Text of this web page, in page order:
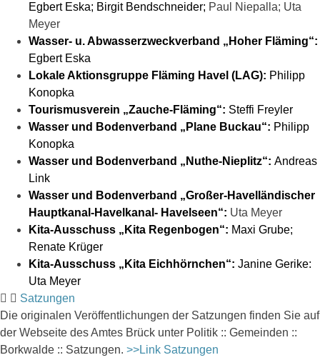
Egbert Eska; Birgit Bendschneider; Paul Niepalla; Uta
Meyer
Wasser- u. Abwasserzweckverband „Hoher Fläming“:
Egbert Eska
Lokale Aktionsgruppe Fläming Havel (LAG): Philipp
Konopka
Tourismusverein „Zauche-Fläming“: Steffi Freyler
Wasser und Bodenverband „Plane Buckau“: Philipp
Konopka
Wasser und Bodenverband „Nuthe-Nieplitz“: Andreas
Link
Wasser und Bodenverband „Großer-Havelländischer
Hauptkanal-Havelkanal- Havelseen“: Uta Meyer
Kita-Ausschuss „Kita Regenbogen“: Maxi Grube;
Renate Krüger
Kita-Ausschuss „Kita Eichhörnchen“: Janine Gerike:
Uta Meyer
Satzungen
Die originalen Veröffentlichungen der Satzungen finden Sie auf
der Webseite des Amtes Brück unter Politik :: Gemeinden ::
Borkwalde :: Satzungen. >>Link Satzungen